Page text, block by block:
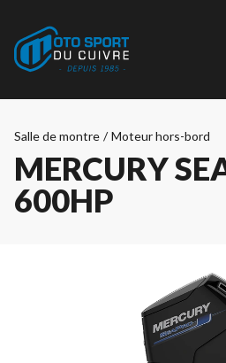
Salle de montre / Moteur hors-bord
MERCURY
600HP